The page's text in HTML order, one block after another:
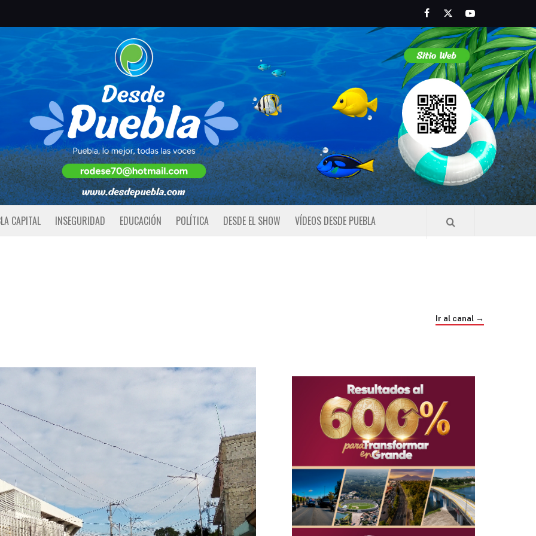
FacebookTwitterYoutube
CAPITAL INSEGURIDAD EDUCACIÓN POLÍTICA DESDE EL SHOW VÍDEOS DESDE PUEBLA
Ir al canal →